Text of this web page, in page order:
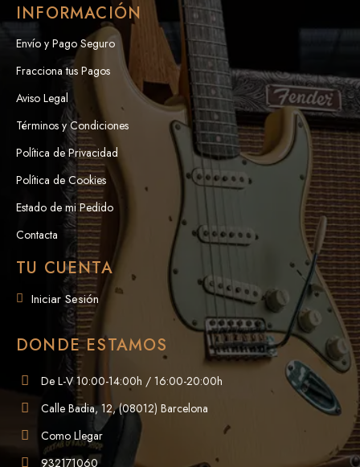
INFORMACIÓN
Envío y Pago Seguro
Fracciona tus Pagos
Aviso Legal
Términos y Condiciones
Política de Privacidad
Política de Cookies
Estado de mi Pedido
Contacta
TU CUENTA
Iniciar Sesión
DONDE ESTAMOS
De L-V 10:00-14:00h / 16:00-20:00h
Calle Badia, 12, (08012) Barcelona
Como Llegar
932171060